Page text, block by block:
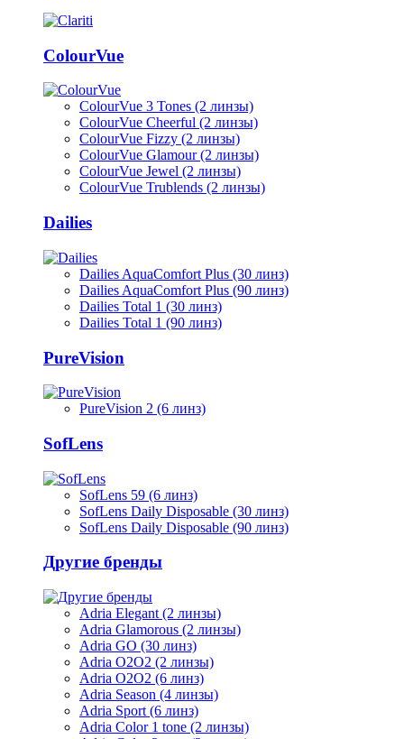
ColourVue
ColourVue 3 Tones (2 линзы)
ColourVue Cheerful (2 линзы)
ColourVue Fizzy (2 линзы)
ColourVue Glamour (2 линзы)
ColourVue Jewel (2 линзы)
ColourVue Trublends (2 линзы)
Dailies
Dailies AquaComfort Plus (30 линз)
Dailies AquaComfort Plus (90 линз)
Dailies Total 1 (30 линз)
Dailies Total 1 (90 линз)
PureVision
PureVision 2 (6 линз)
SofLens
SofLens 59 (6 линз)
SofLens Daily Disposable (30 линз)
SofLens Daily Disposable (90 линз)
Другие бренды
Adria Elegant (2 линзы)
Adria Glamorous (2 линзы)
Adria GO (30 линз)
Adria O2O2 (2 линзы)
Adria O2O2 (6 линз)
Adria Season (4 линзы)
Adria Sport (6 линз)
Adria Сolor 1 tone (2 линзы)